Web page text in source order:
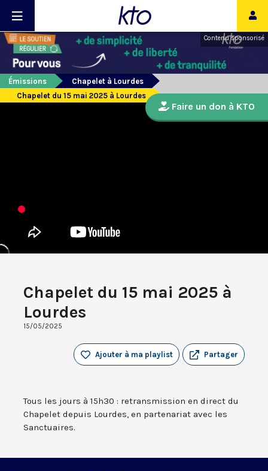
Contenu sponsorisé
Émissions
Chapelet à Lourdes
Chapelet du 15 mai 2025 à Lourdes
Chapelet du 15 mai 2025 à
Lourdes
15/05/2025
Partager
Ajouter à ma playlist
Tous les jours à 15h30 : retransmission en direct du
Chapelet depuis Lourdes, en partenariat avec les
Sanctuaires.
Faire un don à KTO